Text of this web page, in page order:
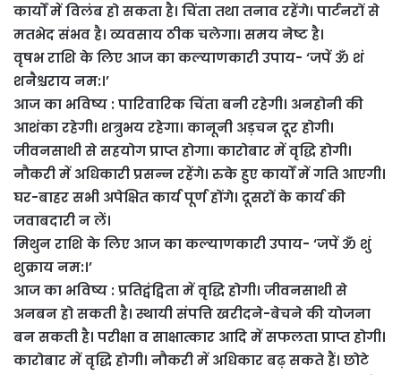
कार्यों में विलंब हो सकता है। चिंता तथा तनाव रहेंगे। पार्टनरों से
मतभेद संभव है। व्यवसाय ठीक चलेगा। समय नेष्ट है।
वृषभ राशि के लिए आज का कल्याणकारी उपाय- ‘जपें ॐ शं
शनैश्चराय नम:।’
आज का भविष्य : पारिवारिक चिंता बनी रहेगी। अनहोनी की
आशंका रहेगी। शत्रुभय रहेगा। कानूनी अड़चन दूर होगी।
जीवनसाथी से सहयोग प्राप्त होगा। कारोबार में वृद्धि होगी।
नौकरी में अधिकारी प्रसन्न रहेंगे। रुके हुए कार्यों में गति आएगी।
घर-बाहर सभी अपेक्षित कार्य पूर्ण होंगे। दूसरों के कार्य की
जवाबदारी न लें।
मिथुन राशि के लिए आज का कल्याणकारी उपाय- ‘जपें ॐ शुं
शुक्राय नम:।’
आज का भविष्य : प्रतिद्वंद्विता में वृद्धि होगी। जीवनसाथी से
अनबन हो सकती है। स्थायी संपत्ति खरीदने-बेचने की योजना
बन सकती है। परीक्षा व साक्षात्कार आदि में सफलता प्राप्त होगी।
कारोबार में वृद्धि होगी। नौकरी में अधिकार बढ़ सकते हैं। छोटे